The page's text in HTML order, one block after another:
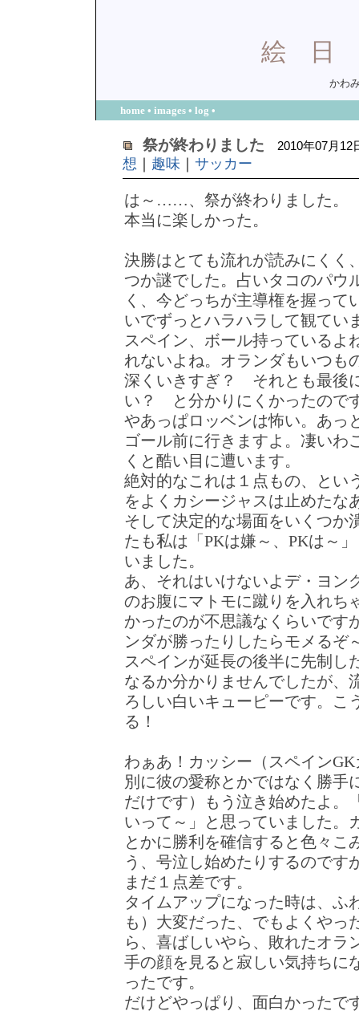
絵
かわ
home • images • log •
祭が終わりました 2010年07月12
想 ｜ 趣味 ｜サッカー
は～……、祭が終わりました。
本当に楽しかった。
決勝はとても流れが読みにくく
つか謎でした。占いタコのパウ
く、今どっちが主導権を握って
いでずっとハラハラして観てい
スペイン、ボール持っているよ
れないよね。オランダもいつも
深くいきすぎ？ それとも最後
い？ と分かりにくかったので
やあっぱロッベンは怖い。あっ
ゴール前に行きますよ。凄いわ
くと酷い目に遭います。
絶対的なこれは１点もの、とい
をよくカシージャスは止めたな
そして決定的な場面をいくつか
たも私は「PKは嫌～、PKは～
いました。
あ、それはいけないよデ・ヨン
のお腹にマトモに蹴りを入れち
かったのが不思議なくらいです
ンダが勝ったりしたらモメるぞ
スペインが延長の後半に先制し
なるか分かりませんでしたが、
ろしい白いキューピーです。こ
る！
わぁあ！カッシー（スペイン
別に彼の愛称とかではなく勝手
だけです）もう泣き始めたよ。
いって～」と思っていました。
とかに勝利を確信すると色々こ
う、号泣し始めたりするのです
まだ１点差です。
タイムアップになった時は、ふ
も）大変だった、でもよくやっ
ら、喜ばしいやら、敗れたオラ
手の顔を見ると寂しい気持ちに
ったです。
だけどやっぱり、面白かったで